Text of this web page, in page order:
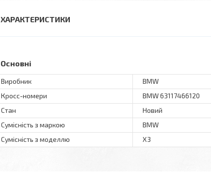
ХАРАКТЕРИСТИКИ
Основні
Виробник
BMW
Кросс-номери
BMW 63117466120
Стан
Новий
Сумісність з маркою
BMW
Сумісність з моделлю
X3